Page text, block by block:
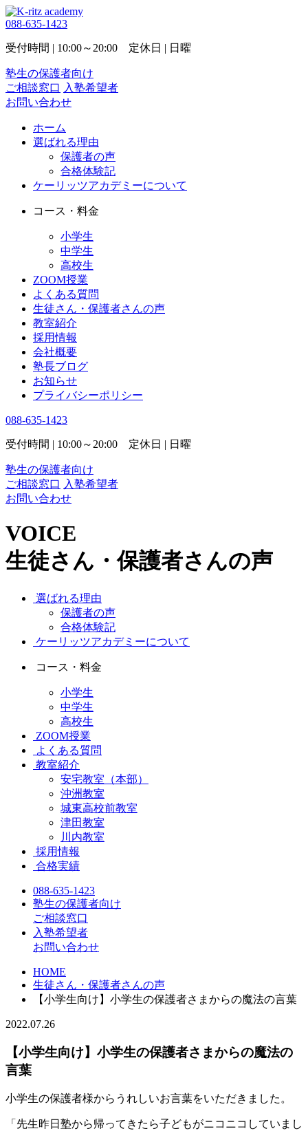
088-635-1423
受付時間 | 10:00～20:00 定休日 | 日曜
塾生の保護者向け
ご相談窓口 入塾希望者
お問い合わせ
ホーム
選ばれる理由
保護者の声
合格体験記
ケーリッツアカデミーについて
コース・料金
小学生
中学生
高校生
ZOOM授業
よくある質問
生徒さん・保護者さんの声
教室紹介
採用情報
会社概要
塾長ブログ
お知らせ
プライバシーポリシー
088-635-1423
受付時間 | 10:00～20:00 定休日 | 日曜
塾生の保護者向け
ご相談窓口 入塾希望者
お問い合わせ
VOICE
生徒さん・保護者さんの声
選ばれる理由
保護者の声
合格体験記
ケーリッツアカデミーについて
コース・料金
小学生
中学生
高校生
ZOOM授業
よくある質問
教室紹介
安宅教室（本部）
沖洲教室
城東高校前教室
津田教室
川内教室
採用情報
合格実績
088-635-1423
塾生の保護者向け
ご相談窓口
入塾希望者
お問い合わせ
HOME
生徒さん・保護者さんの声
【小学生向け】小学生の保護者さまからの魔法の言葉
2022.07.26
【小学生向け】小学生の保護者さまからの魔法の
言葉
小学生の保護者様からうれしいお言葉をいただきました。
「先生昨日塾から帰ってきたら子どもがニコニコしていまし